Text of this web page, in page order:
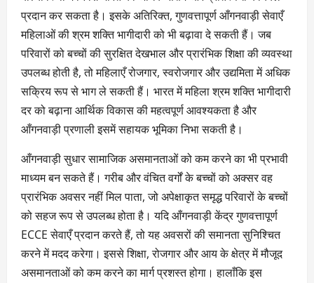
प्रदान कर सकता है। इसके अतिरिक्त, गुणवत्तापूर्ण आँगनवाड़ी सेवाएँ
महिलाओं की श्रम शक्ति भागीदारी को भी बढ़ावा दे सकती हैं। जब
परिवारों को बच्चों की सुरक्षित देखभाल और प्रारंभिक शिक्षा की व्यवस्था
उपलब्ध होती है, तो महिलाएँ रोजगार, स्वरोजगार और उद्यमिता में अधिक
सक्रिय रूप से भाग ले सकती हैं। भारत में महिला श्रम शक्ति भागीदारी
दर को बढ़ाना आर्थिक विकास की महत्वपूर्ण आवश्यकता है और
आँगनवाड़ी प्रणाली इसमें सहायक भूमिका निभा सकती है।
आँगनवाड़ी सुधार सामाजिक असमानताओं को कम करने का भी प्रभावी
माध्यम बन सकते हैं। गरीब और वंचित वर्गों के बच्चों को अक्सर वह
प्रारंभिक अवसर नहीं मिल पाता, जो अपेक्षाकृत समृद्ध परिवारों के बच्चों
को सहज रूप से उपलब्ध होता है। यदि आँगनवाड़ी केंद्र गुणवत्तापूर्ण
ECCE सेवाएँ प्रदान करते हैं, तो यह अवसरों की समानता सुनिश्चित
करने में मदद करेगा। इससे शिक्षा, रोजगार और आय के क्षेत्र में मौजूद
असमानताओं को कम करने का मार्ग प्रशस्त होगा। हालाँकि इस